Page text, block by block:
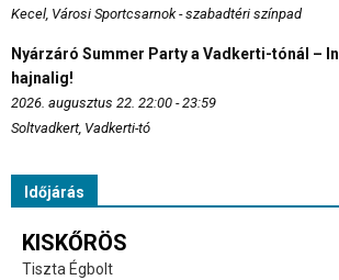
Kecel, Városi Sportcsarnok - szabadtéri színpad
Nyárzáró Summer Party a Vadkerti-tónál –
hajnalig!
2026. augusztus 22. 22:00 - 23:59
Soltvadkert, Vadkerti-tó
Időjárás
KISKŐRÖS
Tiszta Égbolt